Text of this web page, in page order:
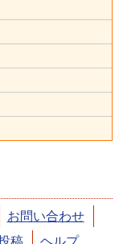
お問い合わせ
稿 ヘルプ